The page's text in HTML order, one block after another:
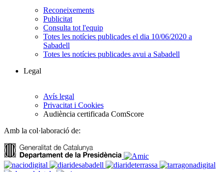
Reconeixements
Publicitat
Consulta tot l'equip
Totes les notícies publicades el dia 10/06/2020 a
Sabadell
Totes les notícies publicades avui a Sabadell
Legal
Avís legal
Privacitat i Cookies
Audiència certificada ComScore
Amb la col·laboració de: